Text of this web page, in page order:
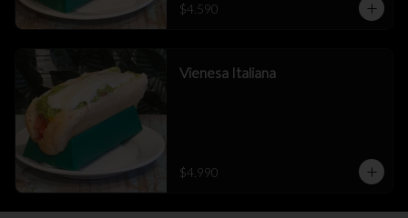
$4.590
Vienesa Italiana
$4.990